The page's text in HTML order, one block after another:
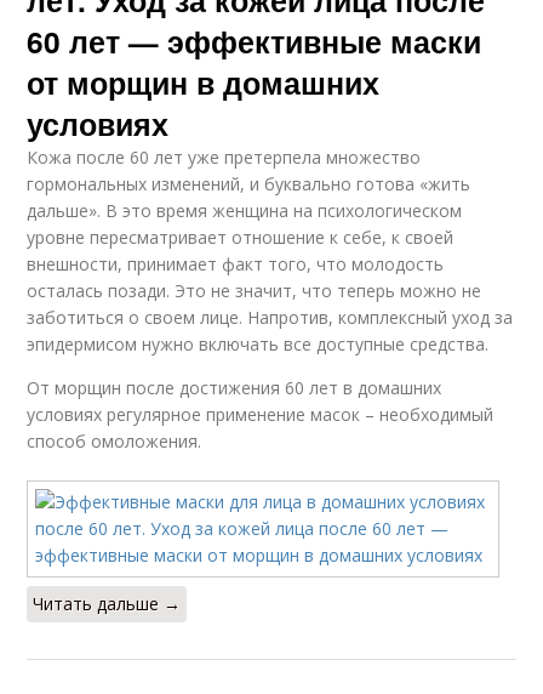
60 лет — эффективные маски
от морщин в домашних
условиях
Кожа после 60 лет уже претерпела множество
гормональных изменений, и буквально готова «жить
дальше». В это время женщина на психологическом
уровне пересматривает отношение к себе, к своей
внешности, принимает факт того, что молодость
осталась позади. Это не значит, что теперь можно не
заботиться о своем лице. Напротив, комплексный уход за
эпидермисом нужно включать все доступные средства.
От морщин после достижения 60 лет в домашних
условиях регулярное применение масок – необходимый
способ омоложения.
Читать дальше →